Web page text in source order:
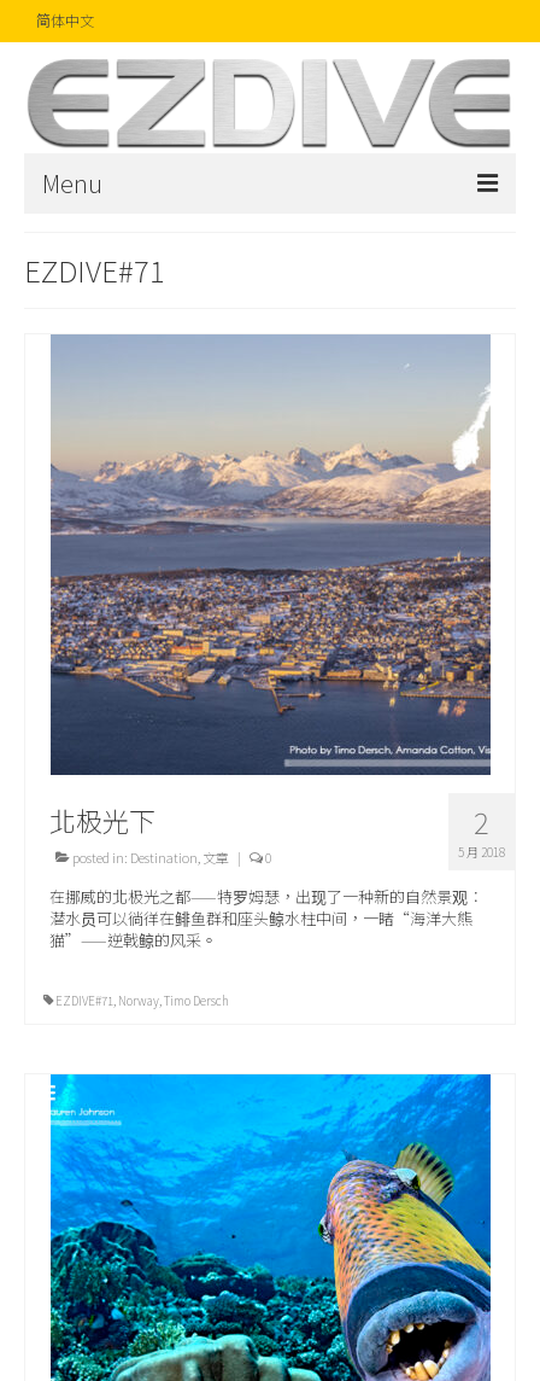
简体中文
Menu
摄影比赛
话题焦点
EZDIVE#71
2
5 月 2018
北极光下
posted in: Destination 文章 | 0
在挪威的北极光之都——特罗姆瑟，出现了一种新的自然景观：
潜水员可以徜徉在鲱鱼群和座头鲸水柱中间，一睹“海洋大熊
猫”——逆戟鲸的风采。
EZDIVE#71 Norway Timo Dersch